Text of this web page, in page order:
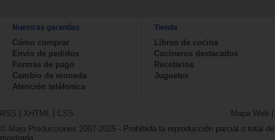
Nuestras garantías
Cómo comprar
Envío de pedidos
Formas de pago
Cambio de moneda
Atención teléfonica
Tienda
Libros de cocina
Cocineros destacados
Recetarios
Juguetes
RSS | XHTML | CSS Mapa Web |
© Majo Producciones 2007-2025 - Prohibida la reproducción parcial o total
mostrada